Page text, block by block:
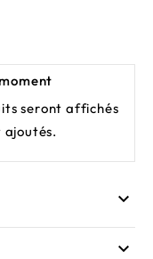
seront affichés
ajoutés.

